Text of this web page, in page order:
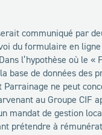
communiqué par
du formulaire en
l’hypothèse où le
base de données
ne peut
au Groupe CIF
mandat de gestion
prétendre à